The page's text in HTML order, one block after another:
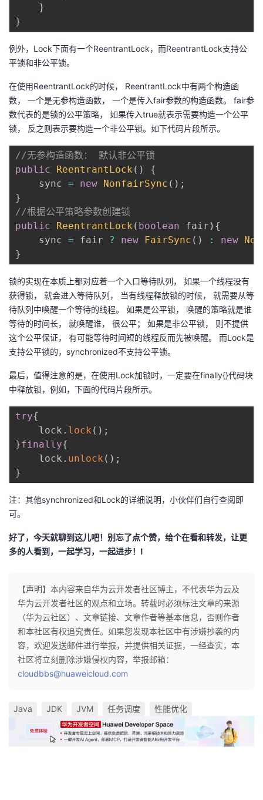
}
}
例外，Lock下面有一个ReentrantLock，而ReentrantLock支持公
平锁和非公平锁。
在使用ReentrantLock的时候， ReentrantLock中有两个构造函
数， 一个是无参构造函数， 一个是传入fair参数的构造函数。 fair参
数代表的是锁的公平策略， 如果传入true就表示需要构造一个公平
锁， 反之则表示要构造一个非公平锁。如下代码片段所示。
//无参构造函数： 默认非公平锁
public
ReentrantLock ( )
{
	sync
= new NonfairSync ( ) ;
}
//根据公平策略参数创建锁
public
ReentrantLock ( boolean fair ) {
	sync
= fair ? new FairSync ( ) : new
}
锁的实现在本质上都对应着一个入口等待队列， 如果一个线程没有
获得锁， 就会进入等待队列， 当有线程释放锁的时候， 就需要从等
待队列中唤醒一个等待的线程。 如果是公平锁， 唤醒的策略就是谁
等待的时间长， 就唤醒谁， 很公平； 如果是非公平锁， 则不提供
这个公平保证， 有可能等待时间短的线程反而先被唤醒。 而Lock是
支持公平锁的，synchronized不支持公平锁。
最后，值得注意的是，在使用Lock加锁时，一定要在finally{}代码块
中释放锁，例如，下面的代码片段所示。
try{
    lock
. lock ( ) ;
}finally{
    lock
. unlock ( ) ;
}
注：其他synchronized和Lock的详细说明，小伙伴们自行查阅即
可。
好了，今天就聊到这儿吧！别忘了点个赞，给个在看和转发，让更
多的人看到，一起学习，一起进步！!
【声明】本内容来自华为云开发者社区博主，不代表华为云及
华为云开发者社区的观点和立场。转载时必须标注文章的来源
（华为云社区）、文章链接、文章作者等基本信息，否则作者
和本社区有权追究责任。如果您发现本社区中有涉嫌抄袭的内
容，欢迎发送邮件进行举报，并提供相关证据，一经查实，本
社区将立刻删除涉嫌侵权内容，举报邮箱：
cloudbbs@huaweicloud.com
Java JDK JVM 任务调度 性能优化